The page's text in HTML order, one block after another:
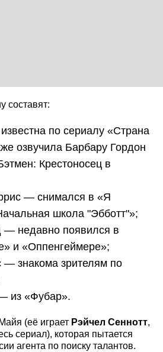
составят:
по сериалу «Страна
озвучила Барбару Гордон
Крестоносец в
— снимался в «Я
школа "Эбботт"»;
— недавно появился в
и «Оппенгеймере»;
знакома зрителям по
из «Фубар».
(её играет Рэйчел Сеннотт,
сериал), которая пытается
агента по поиску талантов.